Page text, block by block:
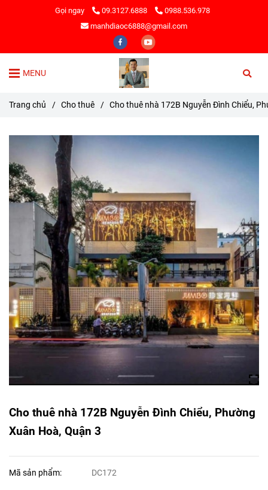
Gọi ngay 09.3127.6888
0988.536.978
manhdiaoc6888@gmail.com
MENU
Trang chủ / Cho thuê / Cho thuê nhà 172B Nguyễn Đình Chiểu,
Cho thuê nhà 172B Nguyễn Đình Chiểu, Phường
Xuân Hoà, Quận 3
Mã sản phẩm: DC172